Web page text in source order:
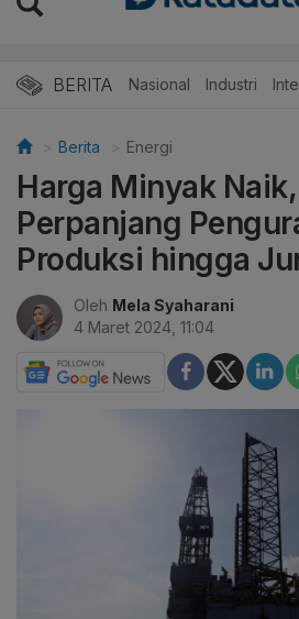
BERITA Nasional Industri
Berita Energi
Harga Minyak Naik,
Perpanjang
Produksi hingga
Oleh Mela Syaharani
4 Maret 2024, 11:04